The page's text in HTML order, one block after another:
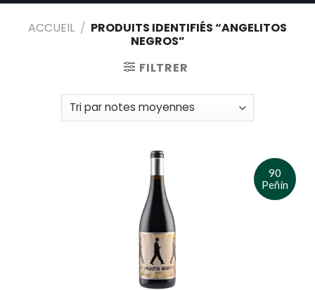
ACCUEIL / PRODUITS IDENTIFIÉS “ANGELITOS
NEGROS”
FILTRER
90
Peñín